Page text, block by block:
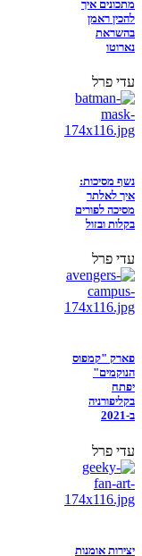
מתכונים איך
להכין ראמן
בהשראת
נארוטו
עדי פרל
נשף מסיכות:
איך לאלתר
מסיכה לפורים
בקלות ובזול
עדי פרל
פארק "קמפוס
הנוקמים"
יפתח
בקליפורניה
ב-2021
עדי פרל
יצירות אומנות